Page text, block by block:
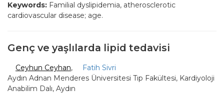
Keywords: Familial dyslipidemia, atherosclerotic
cardiovascular disease; age.
Genç ve yaşlılarda lipid tedavisi
Ceyhun Ceyhan,
Fatih Sivri
Aydın Adnan Menderes Üniversitesi Tıp Fakültesi, Kardiyoloji
Anabilim Dalı, Aydın